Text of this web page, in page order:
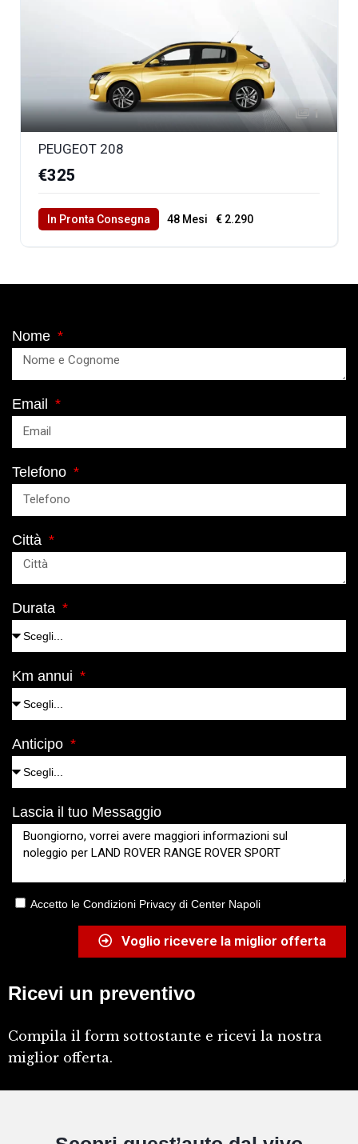
1
PEUGEOT 208
€325
In Pronta Consegna 48 Mesi
€ 2.290
Nome
Email
Telefono
Città
Durata
Km annui
Anticipo
Lascia il tuo Messaggio
Accetto le Condizioni Privacy di Center Napoli
Voglio ricevere la miglior offerta
Ricevi un preventivo
Compila il form sottostante e ricevi la nostra
miglior offerta.